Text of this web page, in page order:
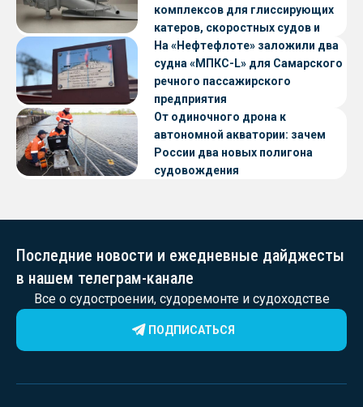
комплексов для глиссирующих
катеров, скоростных судов и
судов с малой осадкой
На «Нефтефлоте» заложили два
судна «МПКС-L» для Самарского
речного пассажирского
предприятия
От одиночного дрона к
автономной акватории: зачем
России два новых полигона
судовождения
Последние новости и ежедневные дайджесты
в нашем телеграм-канале
Все о судостроении, судоремонте и судоходстве
ПОДПИСАТЬСЯ